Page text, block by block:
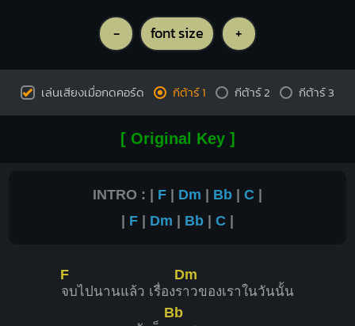
- font size +
เล่นเสียงเมื่อกดคอร์ด กีต้าร์ 1 กีต้าร์ 2 กีต้าร์ 3
[ Original Key ]
INTRO : | F | Dm | Bb | C |
| F | Dm | Bb | C |
F
จบไปนานแล้ว เรื่องร
Dm
าวของเราในวันนั้น
Bb